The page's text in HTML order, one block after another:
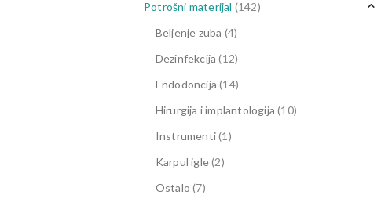
Potrošni materijal (142)
Beljenje zuba (4)
Dezinfekcija (12)
Endodoncija (14)
Hirurgija i implantologija (10)
Instrumenti(1)
Karpul igle(2)
Ostalo (7)